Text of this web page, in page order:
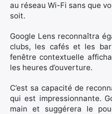
au réseau Wi-Fi sans que
soit.
Google Lens reconnaîtra
clubs, les cafés et les
fenêtre contextuelle
les heures d’ouverture.
C’est sa capacité de
qui est impressionnante.
main et suggérera le